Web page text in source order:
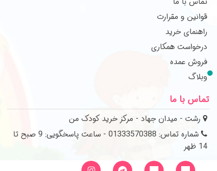
قوانین و مقرارت
راهنمای خرید
درخواست همکاری
فروش عمده
وبلاگ
تماس با ما
رشت - میدان جهاد - مرکز خرید کودک من
شماره تماس: 01333570388 - ساعت پاسخگویی: 9 صبح تا
14 ظهر